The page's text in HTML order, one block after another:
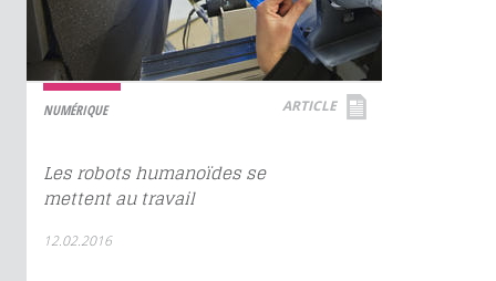
NUMÉRIQUE ARTICLE
Les robots humanoïdes se
mettent au travail
12.02.2016